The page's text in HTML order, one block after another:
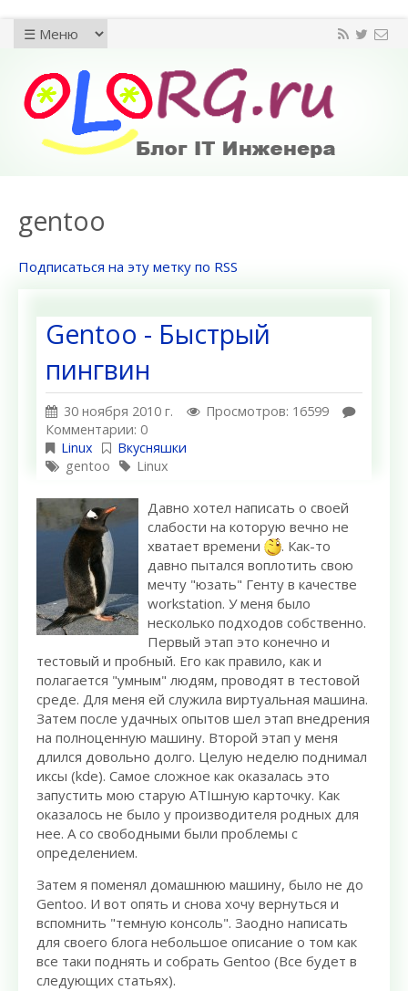
gentoo
Подписаться на эту метку по RSS
Gentoo - Быстрый
пингвин
30 ноября 2010 г.
Просмотров: 16599
Комментарии: 0
Linux
Вкусняшки
gentoo
Linux
Давно хотел написать о своей
слабости на которую вечно не
хватает времени
. Как-то
давно пытался воплотить свою
мечту "юзать" Генту в качестве
workstation. У меня было
несколько подходов собственно.
Первый этап это конечно и
тестовый и пробный. Его как правило, как и
полагается "умным" людям, проводят в тестовой
среде. Для меня ей служила виртуальная машина.
Затем после удачных опытов шел этап внедрения
на полноценную машину. Второй этап у меня
длился довольно долго. Целую неделю поднимал
иксы (kde). Самое сложное как оказалась это
запустить мою старую ATIшную карточку. Как
оказалось не было у производителя родных для
нее. А со свободными были проблемы с
определением.
Затем я поменял домашнюю машину, было не до
Gentoo. И вот опять и снова хочу вернуться и
вспомнить "темную консоль". Заодно написать
для своего блога небольшое описание о том как
все таки поднять и собрать Gentoo (Все будет в
следующих статьях).